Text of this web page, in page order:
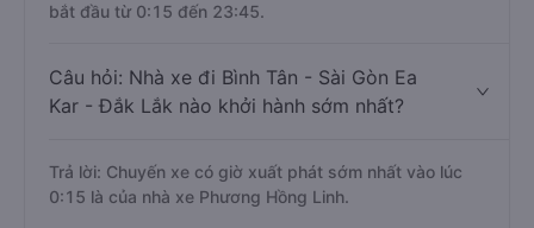
bắt đầu từ 0:15 đến 23:45.
Câu hỏi: Nhà xe đi Bình Tân - Sài Gòn Ea
Kar - Đắk Lắk nào khởi hành sớm nhất?
Trả lời: Chuyến xe có giờ xuất phát sớm nhất vào lúc
0:15 là của nhà xe Phương Hồng Linh.